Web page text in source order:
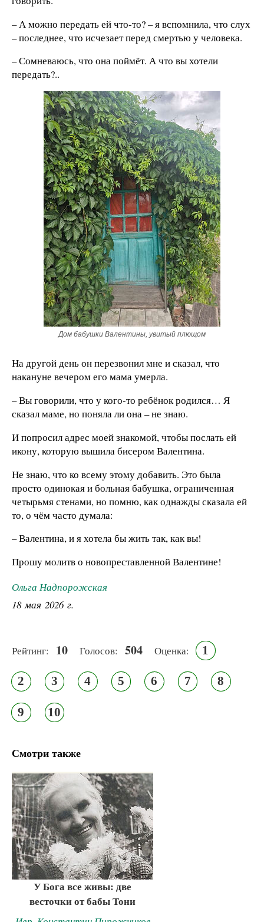
– А можно передать ей что-то? – я вспомнила, что слух
– последнее, что исчезает перед смертью у человека.
– Сомневаюсь, что она поймёт. А что вы хотели
передать?..
Дом бабушки Валентины, увитый плющом
На другой день он перезвонил мне и сказал, что
накануне вечером его мама умерла.
– Вы говорили, что у кого-то ребёнок родился… Я
сказал маме, но поняла ли она – не знаю.
И попросил адрес моей знакомой, чтобы послать ей
икону, которую вышила бисером Валентина.
Не знаю, что ко всему этому добавить. Это была
просто одинокая и больная бабушка, ограниченная
четырьмя стенами, но помню, как однажды сказала ей
то, о чём часто думала:
– Валентина, и я хотела бы жить так, как вы!
Прошу молитв о новопреставленной Валентине!
Ольга Надпорожская
18 мая 2026 г.
Рейтинг: 10 Голосов: 504 Оценка: 1
2 3 4 5 6 7 8
9 10
Смотри также
У Бога все живы: две
весточки от бабы Тони